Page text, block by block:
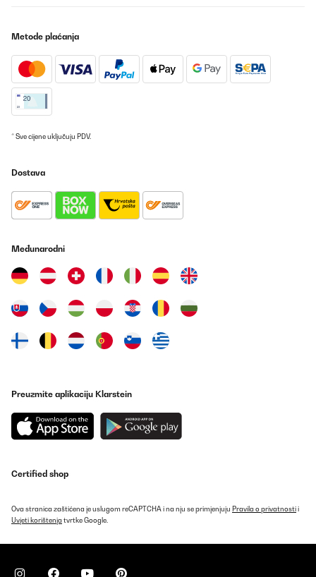
Metode plaćanja
* Sve cijene uključuju PDV.
Dostava
Međunarodni
Preuzmite aplikaciju Klarstein
Certified shop
Ova stranica zaštićena je uslugom reCAPTCHA i na nju se primjenjuju Pravila o privatnostii
Uvjeti korištenja tvrtke Google.